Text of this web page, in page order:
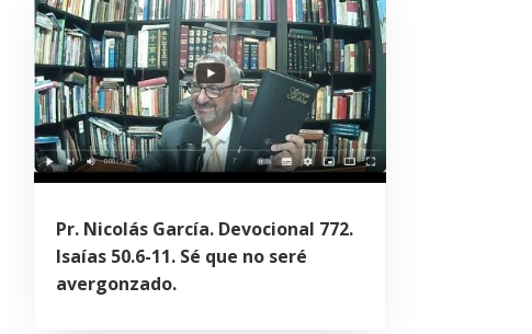
Pr. Nicolás García. Devocional 772.
Isaías 50.6-11. Sé que no seré
avergonzado.